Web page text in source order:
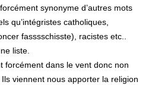
synonyme d’autres mots
qu’intégristes catholiques,
fasssschisste), racistes etc..
liste.
forcément dans le vent donc non
viennent nous apporter la religion